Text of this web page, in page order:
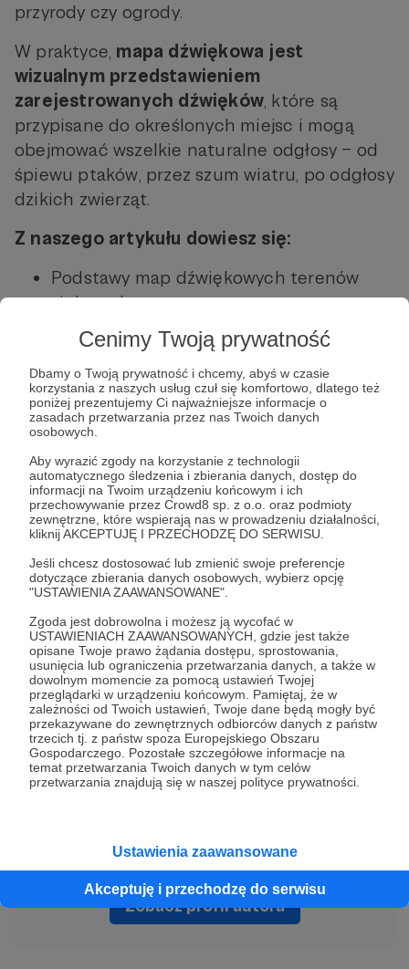
Cenimy Twoją prywatność
Dbamy o Twoją prywatność i chcemy, abyś w czasie
korzystania z naszych usług czuł się komfortowo, dlatego też
poniżej prezentujemy Ci najważniejsze informacje o
zasadach przetwarzania przez nas Twoich danych
osobowych.
Aby wyrazić zgody na korzystanie z technologii
automatycznego śledzenia i zbierania danych, dostęp do
informacji na Twoim urządzeniu końcowym i ich
przechowywanie przez Crowd8 sp. z o.o. oraz podmioty
zewnętrzne, które wspierają nas w prowadzeniu działalności,
kliknij AKCEPTUJĘ I PRZECHODZĘ DO SERWISU.
Jeśli chcesz dostosować lub zmienić swoje preferencje
dotyczące zbierania danych osobowych, wybierz opcję
"USTAWIENIA ZAAWANSOWANE".
Zgoda jest dobrowolna i możesz ją wycofać w
USTAWIENIACH ZAAWANSOWANYCH, gdzie jest także
opisane Twoje prawo żądania dostępu, sprostowania,
usunięcia lub ograniczenia przetwarzania danych, a także w
dowolnym momencie za pomocą ustawień Twojej
przeglądarki w urządzeniu końcowym. Pamiętaj, że w
zależności od Twoich ustawień, Twoje dane będą mogły być
przekazywane do zewnętrznych odbiorców danych z państw
trzecich tj. z państw spoza Europejskiego Obszaru
Gospodarczego. Pozostałe szczegółowe informacje na
temat przetwarzania Twoich danych w tym celów
przetwarzania znajdują się w naszej polityce prywatności.
Ustawienia zaawansowane
Akceptuję i przechodzę do serwisu
przyrody czy ogrody.
W praktyce, mapa dźwiękowa jest
wizualnym przedstawieniem
zarejestrowanych dźwięków, które są
przypisane do określonych miejsc i mogą
obejmować wszelkie naturalne odgłosy – od
śpiewu ptaków, przez szum wiatru, po odgłosy
dzikich zwierząt.
Z naszego artykułu dowiesz się:
Podstawy map dźwiękowych terenów
zielonych
Jak tworzone są mapy dźwiękowe
terenów zielonych?
Zastosowanie map dźwiękowych
terenów zielonych
Korzyści płynące z dźwiękowych map
Korzyści dla organizacji
ekologicznych i instytucji
Potrzebujesz nagarnia terenowe?
Przeczytaj cały
artykuł:https://ambientsoundmap.com/czym-
sa-mapy-dzwiekowe-terenow-zielonych/
natura dzika natura dzikie zwierzęta dźwięk
dźwięki natury dźwięki przyrody
Udostępnij
Dźwięki natury - Ambient Soundmap
Zobacz profil autora